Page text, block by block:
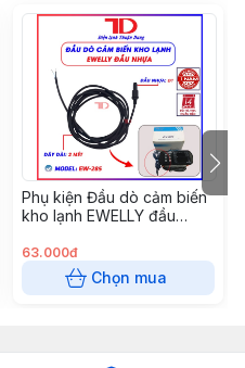
Phụ kiện Đầu dò cảm biến
kho lạnh EWELLY đầu
Ewelly 285 MÀU ĐEN
63.000đ
Chọn mua